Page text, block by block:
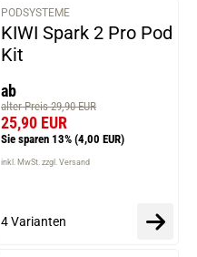
PODSYSTEME
KIWI Spark 2 Pro Pod
Kit
ab
alter Preis 29,90 EUR
25,90 EUR
Sie sparen 13% (4,00 EUR)
inkl. MwSt. zzgl. Versand
4 Varianten